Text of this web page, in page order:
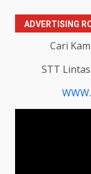
ADVERTISING
Cari
STT